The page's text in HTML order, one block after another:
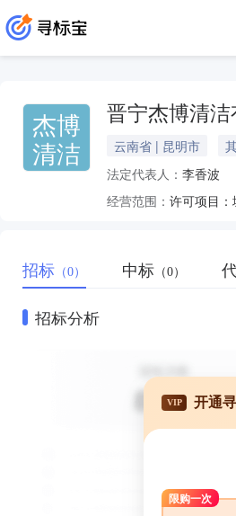
杰博
清洁
晋宁杰博清洁
云南省 | 昆明市
法定代表人： 李香波
经营范围：
招标 （0） 中标 （0）
招标分析
VIP 开通
限购一次